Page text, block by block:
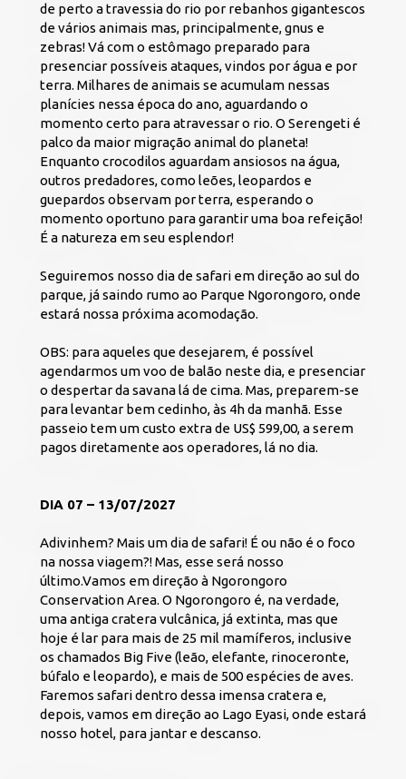
de perto a travessia do rio por rebanhos gigantescos
de vários animais mas, principalmente, gnus e
zebras! Vá com o estômago preparado para
presenciar possíveis ataques, vindos por água e por
terra. Milhares de animais se acumulam nessas
planícies nessa época do ano, aguardando o
momento certo para atravessar o rio. O Serengeti é
palco da maior migração animal do planeta!
Enquanto crocodilos aguardam ansiosos na água,
outros predadores, como leões, leopardos e
guepardos observam por terra, esperando o
momento oportuno para garantir uma boa refeição!
É a natureza em seu esplendor!
Seguiremos nosso dia de safari em direção ao sul do
parque, já saindo rumo ao Parque Ngorongoro, onde
estará nossa próxima acomodação.
OBS: para aqueles que desejarem, é possível
agendarmos um voo de balão neste dia, e presenciar
o despertar da savana lá de cima. Mas, preparem-se
para levantar bem cedinho, às 4h da manhã. Esse
passeio tem um custo extra de US$ 599,00, a serem
pagos diretamente aos operadores, lá no dia.
DIA 07 – 13/07/2027
Adivinhem? Mais um dia de safari! É ou não é o foco
na nossa viagem?! Mas, esse será nosso
último.Vamos em direção à Ngorongoro
Conservation Area. O Ngorongoro é, na verdade,
uma antiga cratera vulcânica, já extinta, mas que
hoje é lar para mais de 25 mil mamíferos, inclusive
os chamados Big Five (leão, elefante, rinoceronte,
búfalo e leopardo), e mais de 500 espécies de aves.
Faremos safari dentro dessa imensa cratera e,
depois, vamos em direção ao Lago Eyasi, onde estará
nosso hotel, para jantar e descanso.